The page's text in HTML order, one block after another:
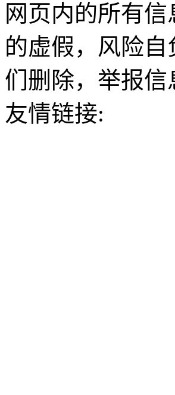
网页内的所有
的虚假，风险
们删除，举报
友情链接: